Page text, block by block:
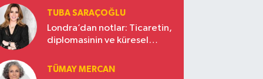
TUBA SARAÇOĞLU
Londra’dan notlar: Ticaretin,
diplomasinin ve küresel
Türkiye’nin yükselen gücü
TÜMAY MERCAN